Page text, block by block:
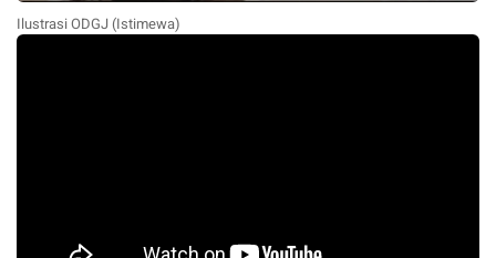
Ilustrasi ODGJ (Istimewa)